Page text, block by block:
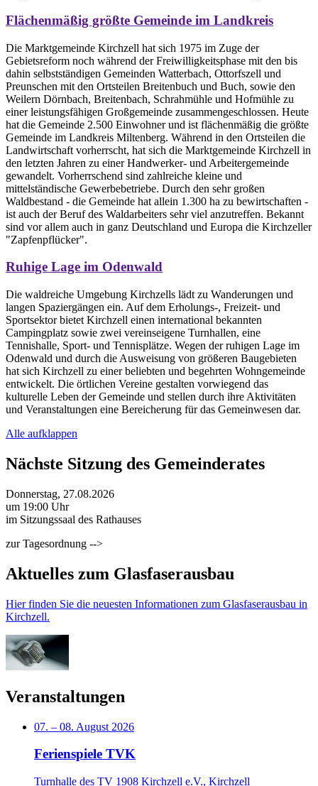
Flächenmäßig größte Gemeinde im Landkreis
Die Marktgemeinde Kirchzell hat sich 1975 im Zuge der
Gebietsreform noch während der Freiwilligkeitsphase mit den bis
dahin selbstständigen Gemeinden Watterbach, Ottorfszell und
Preunschen mit den Ortsteilen Breitenbuch und Buch, sowie den
Weilern Dörnbach, Breitenbach, Schrahmühle und Hofmühle zu
einer leistungsfähigen Großgemeinde zusammengeschlossen. Heute
hat die Gemeinde 2.500 Einwohner und ist flächenmäßig die größte
Gemeinde im Landkreis Miltenberg. Während in den Ortsteilen die
Landwirtschaft vorherrscht, hat sich die Marktgemeinde Kirchzell in
den letzten Jahren zu einer Handwerker- und Arbeitergemeinde
gewandelt. Vorherrschend sind zahlreiche kleine und
mittelständische Gewerbebetriebe. Durch den sehr großen
Waldbestand - die Gemeinde hat allein 1.300 ha zu bewirtschaften -
ist auch der Beruf des Waldarbeiters sehr viel anzutreffen. Bekannt
sind vor allem auch in ganz Deutschland und Europa die Kirchzeller
"Zapfenpflücker".
Ruhige Lage im Odenwald
Die waldreiche Umgebung Kirchzells lädt zu Wanderungen und
langen Spaziergängen ein. Auf dem Erholungs-, Freizeit- und
Sportsektor bietet Kirchzell einen international bekannten
Campingplatz sowie zwei vereinseigene Turnhallen, eine
Tennishalle, Sport- und Tennisplätze. Wegen der ruhigen Lage im
Odenwald und durch die Ausweisung von größeren Baugebieten
hat sich Kirchzell zu einer beliebten und begehrten Wohngemeinde
entwickelt. Die örtlichen Vereine gestalten vorwiegend das
kulturelle Leben der Gemeinde und stellen durch ihre Aktivitäten
und Veranstaltungen eine Bereicherung für das Gemeinwesen dar.
Alle aufklappen
Nächste Sitzung des Gemeinderates
Donnerstag, 27.08.2026
um 19:00 Uhr
im Sitzungssaal des Rathauses
zur Tagesordnung -->
Aktuelles zum Glasfaserausbau
Hier finden Sie die neuesten Informationen zum Glasfaserausbau in
Kirchzell.
Veranstaltungen
07. – 08. August 2026
Ferienspiele TVK
Turnhalle des TV 1908 Kirchzell e.V., Kirchzell